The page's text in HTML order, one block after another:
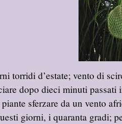
torridi d’estate; vento di
dopo dieci minuti passati
sferzare da un vento
giorni, i quaranta gradi;